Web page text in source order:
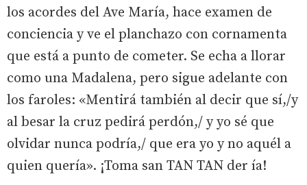
los acordes del Ave María, hace examen de
conciencia y ve el planchazo con cornamenta
que está a punto de cometer. Se echa a llorar
como una Madalena, pero sigue adelante con
los faroles: «Mentirá también al decir que sí,/y
al besar la cruz pedirá perdón,/ y yo sé que
olvidar nunca podría,/ que era yo y no aquél a
quien quería». ¡Toma san TAN TAN der ía!